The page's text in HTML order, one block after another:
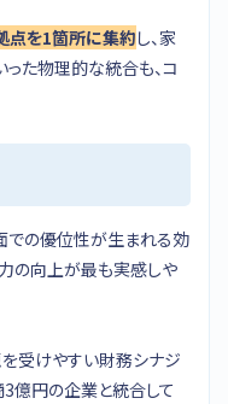
点を1箇所に集約し、家
た物理的な統合も、コ
での優位性が生まれる効
の向上が最も実感しや
受けやすい財務シナジ
億円の企業と統合して